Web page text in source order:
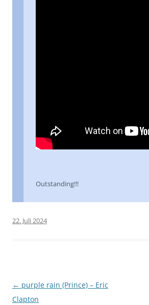
Outstanding!!!
22. Juli 2024
Beitragsnavigation
← purple rain (Prince) – Eric
Clapton